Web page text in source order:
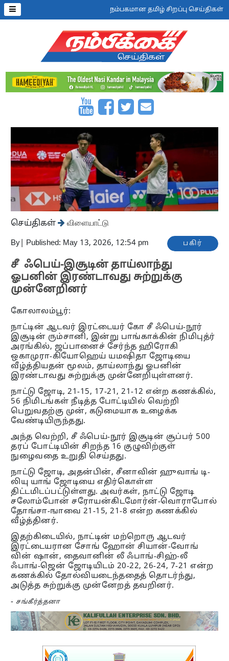
நம்பகமான தமிழ் சிறப்பு செய்திகள்
செய்திகள் விளையாட்டு
By Published: May 13, 2026, 12:54 pm பகிர்
சீ ஃபெய்-இசூடின் தாய்லாந்து
ஓபனின் இரண்டாவது சுற்றுக்கு
முன்னேறினர்
கோலாலம்பூர்:
நாட்டின் ஆடவர் இரட்டையர் கோ சீ ஃபெய்-நூர்
இசூடின் ரும்சானி, இன்று பாங்காக்கின் நிமிபுத்ர்
அரங்கில், ஜப்பானைச் சேர்ந்த ஹிரோகி
ஒகாமுரா-கியோஹெய் யமஷிதா ஜோடியை
வீழ்த்தியதன் மூலம், தாய்லாந்து ஓபனின்
இரண்டாவது சுற்றுக்கு முன்னேறியுள்ளனர்.
நாட்டு ஜோடி, 21-15, 17-21, 21-12 என்ற கணக்கில்,
56 நிமிடங்கள் நீடித்த போட்டியில் வெற்றி
பெறுவதற்கு முன், கடுமையாக உழைக்க
வேண்டியிருந்தது.
அந்த வெற்றி, சீ ஃபெய்-நூர் இசூடின் சூப்பர் 500
தரப் போட்டியின் சிறந்த 16 குழுவிற்குள்
நுழைவதை உறுதி செய்தது.
நாட்டு ஜோடி, அதன்பின், சீனாவின் ஹுவாங் டி-
லியு யாங் ஜோடியை எதிர்கொள்ள
திட்டமிடப்பட்டுள்ளது. அவர்கள், நாட்டு ஜோடி
சலோம்போன் சரோயன்கிடமோர்ன்-வொராபோல்
தோங்சா-ஙாவை 21-15, 21-8 என்ற கணக்கில்
வீழ்த்தினர்.
இதற்கிடையில், நாட்டின் மற்றொரு ஆடவர்
இரட்டையரான சோங் ஹோன் சியான்-வோங்
வின் ஷான், தைவானின் லீ ஃபாங்-சிஹ்-லீ
ஃபாங்-ஜென் ஜோடியிடம் 20-22, 26-24, 7-21 என்ற
கணக்கில் தோல்வியடைந்ததைத் தொடர்ந்து,
அடுத்த சுற்றுக்கு முன்னேறத் தவறினர்.
- சங்கீர்த்தனா